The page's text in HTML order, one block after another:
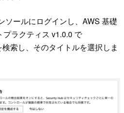
ソールにログインし、AWS 基礎
ラクティス v1.0.0 で
検索し、そのタイトルを選択しま